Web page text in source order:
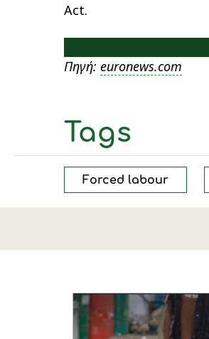
Act.
Πηγή: euronews.com
Tags
Forced labour